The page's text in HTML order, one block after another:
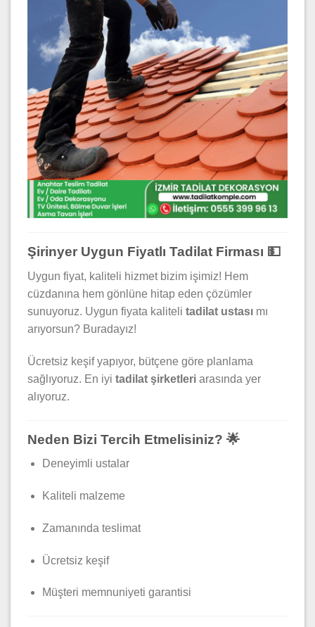
Şirinyer Uygun Fiyatlı Tadilat Firması 💵
Uygun fiyat, kaliteli hizmet bizim işimiz! Hem
cüzdanına hem gönlüne hitap eden çözümler
sunuyoruz. Uygun fiyata kaliteli tadilat ustası mı
arıyorsun? Buradayız!
Ücretsiz keşif yapıyor, bütçene göre planlama
sağlıyoruz. En iyi tadilat şirketleri arasında yer
alıyoruz.
Neden Bizi Tercih Etmelisiniz? 🌟
Deneyimli ustalar
Kaliteli malzeme
Zamanında teslimat
Ücretsiz keşif
Müşteri memnuniyeti garantisi